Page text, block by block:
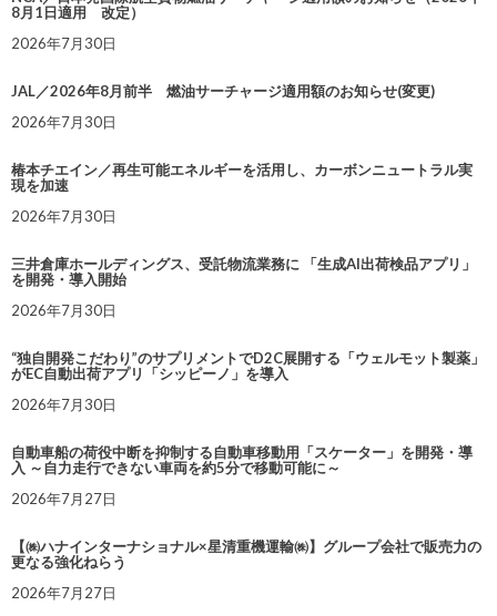
8月1日適用 改定）
2026年7月30日
JAL／2026年8月前半 燃油サーチャージ適用額のお知らせ(変更)
2026年7月30日
椿本チエイン／再生可能エネルギーを活用し、カーボンニュートラル実
現を加速
2026年7月30日
三井倉庫ホールディングス、受託物流業務に 「生成AI出荷検品アプリ」
を開発・導入開始
2026年7月30日
“独自開発こだわり”のサプリメントでD2C展開する「ウェルモット製薬」
がEC自動出荷アプリ「シッピーノ」を導入
2026年7月30日
自動車船の荷役中断を抑制する自動車移動用「スケーター」を開発・導
入 ～自力走行できない車両を約5分で移動可能に～
2026年7月27日
【㈱ハナインターナショナル×星清重機運輸㈱】グループ会社で販売力の
更なる強化ねらう
2026年7月27日